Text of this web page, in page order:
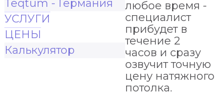
Teqtum - Германия
УСЛУГИ
ЦЕНЫ
Калькулятор
любое время -
специалист
прибудет в
течение 2
часов и сразу
озвучит точную
цену натяжного
потолка.